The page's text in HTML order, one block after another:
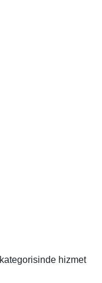
kategorisinde hizmet